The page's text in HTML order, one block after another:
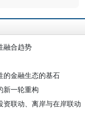
融合趋势
的金融生态的基石
新一轮重构
资联动、离岸与在岸联动